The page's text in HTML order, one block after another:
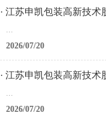
· 江苏申凯包装高新技
...
2026/07/20
· 江苏申凯包装高新技
...
2026/07/20